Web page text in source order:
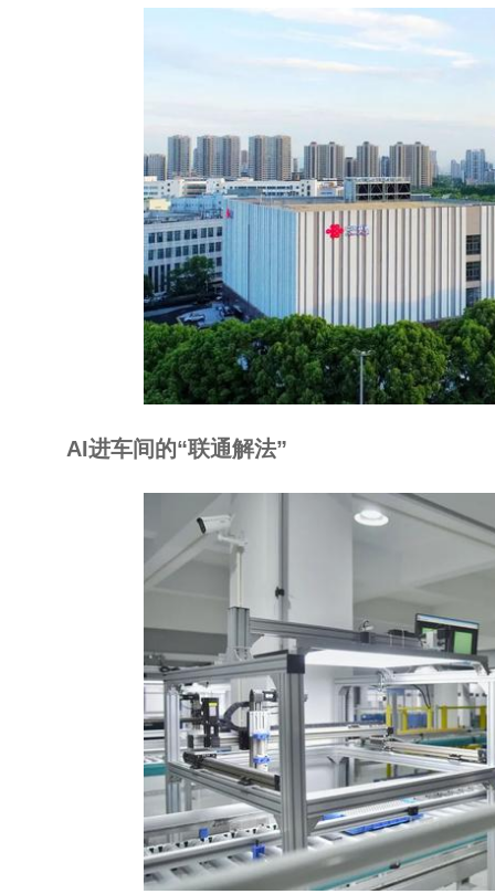
AI进车间的“联通解法”